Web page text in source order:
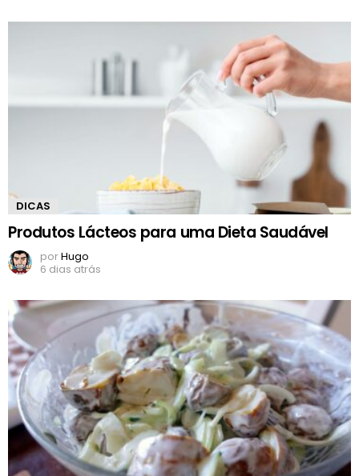
DICAS
Produtos Lácteos para uma Dieta Saudável
porHugo
6 dias atrás